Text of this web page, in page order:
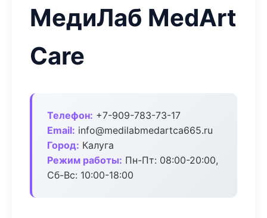
МедиЛаб MedArt
Care
Телефон: +7-909-783-73-17
Email: info@medilabmedartca665.ru
Город: Калуга
Режим работы: Пн-Пт: 08:00-20:00,
Сб-Вс: 10:00-18:00